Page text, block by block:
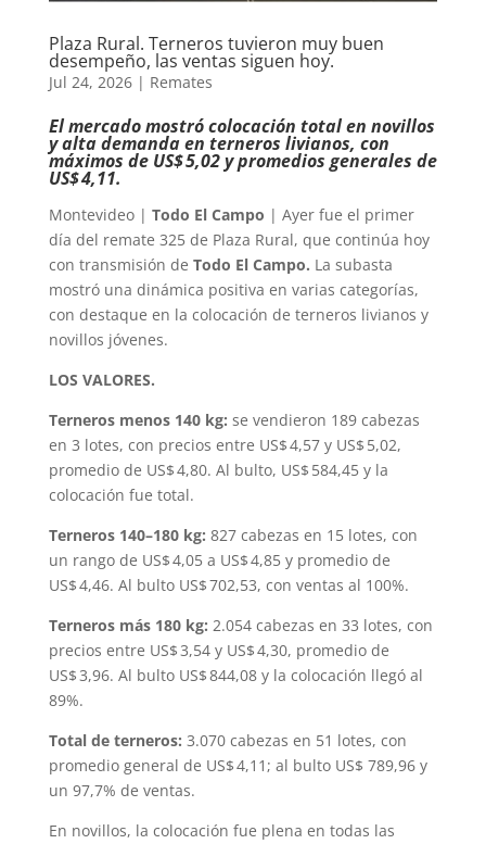
Plaza Rural. Terneros tuvieron muy buen
desempeño, las ventas siguen hoy.
Jul 24, 2026| Remates
El mercado mostró colocación total en novillos
y alta demanda en terneros livianos, con
máximos de US$ 5,02 y promedios generales de
US$ 4,11.
Montevideo | Todo El Campo | Ayer fue el primer
día del remate 325 de Plaza Rural, que continúa hoy
con transmisión de Todo El Campo. La subasta
mostró una dinámica positiva en varias categorías,
con destaque en la colocación de terneros livianos y
novillos jóvenes.
LOS VALORES.
Terneros menos 140 kg: se vendieron 189 cabezas
en 3 lotes, con precios entre US$ 4,57 y US$ 5,02,
promedio de US$ 4,80. Al bulto, US$ 584,45 y la
colocación fue total.
Terneros 140–180 kg: 827 cabezas en 15 lotes, con
un rango de US$ 4,05 a US$ 4,85 y promedio de
US$ 4,46. Al bulto US$ 702,53, con ventas al 100%.
Terneros más 180 kg: 2.054 cabezas en 33 lotes, con
precios entre US$ 3,54 y US$ 4,30, promedio de
US$ 3,96. Al bulto US$ 844,08 y la colocación llegó al
89%.
Total de terneros: 3.070 cabezas en 51 lotes, con
promedio general de US$ 4,11; al bulto US$ 789,96 y
un 97,7% de ventas.
En novillos, la colocación fue plena en todas las